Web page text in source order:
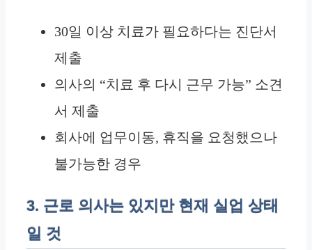
30일 이상 치료가 필요하다는 진단서
제출
의사의 “치료 후 다시 근무 가능” 소견
서 제출
회사에 업무이동, 휴직을 요청했으나
불가능한 경우
3. 근로 의사는 있지만 현재 실업 상태
일 것